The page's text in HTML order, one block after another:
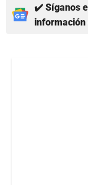
✔️ Síganos
información